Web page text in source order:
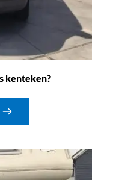
kenteken?